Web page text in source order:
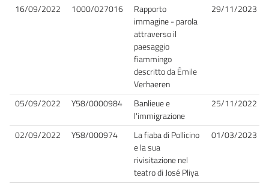
16/09/2022 1000/027016
Rapporto
immagine - parola
attraverso il
paesaggio
fiammingo
descritto da Émile
Verhaeren
29/11/2023
05/09/2022 Y58/0000984
Banlieue e
l'immigrazione
25/11/2022
02/09/2022 Y58/000974
La fiaba di Pollicino
e la sua
rivisitazione nel
teatro di José Pliya
01/03/2023